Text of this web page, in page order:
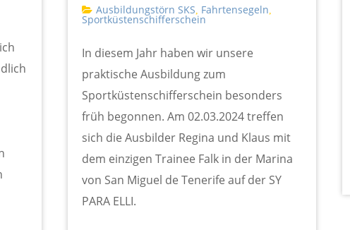
Ausbildungstörn SKS Fahrtensegeln
Sportküstenschifferschein
In diesem Jahr haben wir unsere
praktische Ausbildung zum
Sportküstenschifferschein besonders
früh begonnen. Am 02.03.2024 treffen
sich die Ausbilder Regina und Klaus mit
dem einzigen Trainee Falk in der Marina
von San Miguel de Tenerife auf der SY
PARA ELLI.